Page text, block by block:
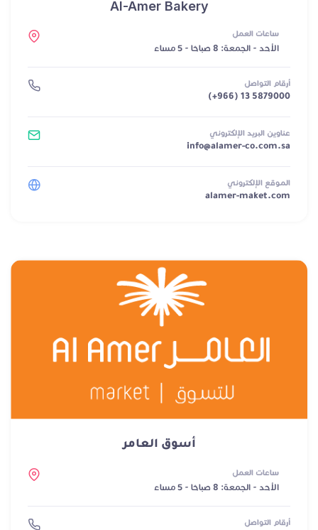
Al-Amer Bakery
ساعات العمل
الأحد - الجمعة: 8 صباحًا - 5 مساءً
أرقام التواصل
(+966) 13 5879000
عناوين البريد الإلكتروني
info@alamer-co.com.sa
الموقع الإلكتروني
alamer-maket.com
أسوق العامر
ساعات العمل
الأحد - الجمعة: 8 صباحًا - 5 مساءً
أرقام التواصل